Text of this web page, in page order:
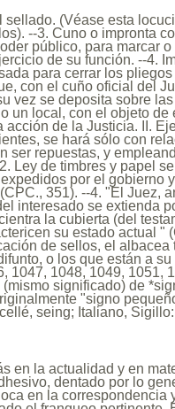
(Véase esta
--3. Cuno o impronta
público, para marcar
de su función. --4.
para cerrar los
con el cuño oficial del
vez se deposita sobre
un local, con el objeto
acción de la Justicia. II.
se hará sólo con
ser repuestas, y
Ley de timbres y papel
por el gobierno
351). --4. "El Juez,
interesado se extienda
la cubierta (del
su estado actual "
de sellos, el albacea
o los que están a
1047, 1048, 1049, 1051,
significado) de
"signo
seing; Italiano,
en la actualidad y en
dentado por lo
en la correspondencia